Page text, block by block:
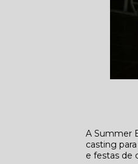
A Summer
casting
e festas de